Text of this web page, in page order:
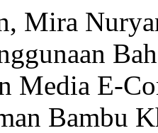
Mira
Media E-
Bambu